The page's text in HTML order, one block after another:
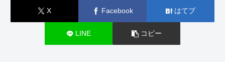
X Facebook はてブ
LINE コピー